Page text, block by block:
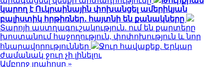
կարող է Ուկրաինային փոխանցել ամերիկյան
բալիստիկ հրթիռներ․ հայտնի են քանակները
Տարոյի աստղագուշակություն. ում են քարտերը
խոստանում հաջողություն, փոփոխություն և նոր
հնարավորություններ
Ջուր հավաքեք. Երկար
ժամանակ ջուր չի լինելու
Ամբողջ լրահոսը »